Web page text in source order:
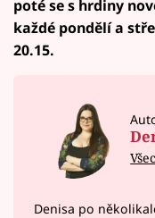
poté se s hrdiny
každé pondělí a
20.15.
Denisa po